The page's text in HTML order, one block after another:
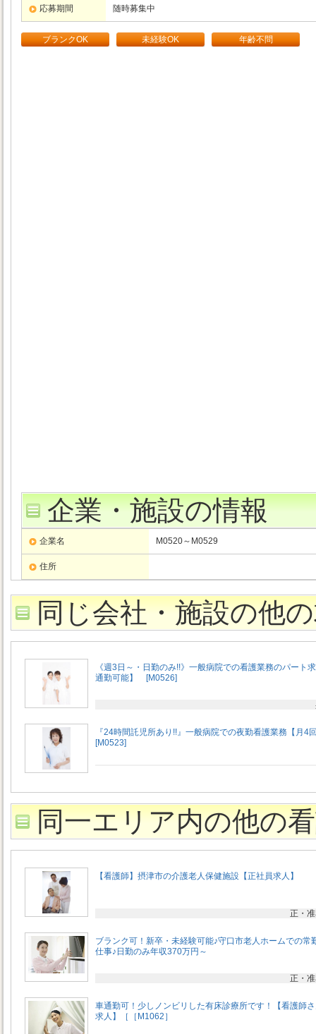
応募期間 随時募集中
ブランクOK 未経験OK 年齢不問
企業・施設の情報
企業名 M0520～M0529
住所
同じ会社・施設の他
《週3日～・日勤のみ!!》一般病院での看護業務のパート
通勤可能】 [M0526]
『24時間託児所あり!!』一般病院での夜勤看護業務【月4
[M0523]
同一エリア内の他の
【看護師】摂津市の介護老人保健施設【正社員求人】
正・
ブランク可！新卒・未経験可能♪守口市老人ホームでの常
仕事♪日勤のみ年収370万円～
正・
車通勤可！少しノンビリした有床診療所です！【看護師
求人】［［M1062］